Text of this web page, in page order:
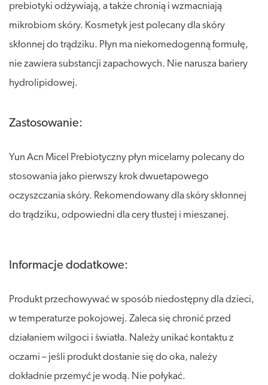
prebiotyki odżywiają, a także chronią i wzmacniają
mikrobiom skóry. Kosmetyk jest polecany dla skóry
skłonnej do trądziku. Płyn ma niekomedogenną formułę,
nie zawiera substancji zapachowych. Nie narusza bariery
hydrolipidowej.
Zastosowanie:
Yun Acn Micel Prebiotyczny płyn micelarny polecany do
stosowania jako pierwszy krok dwuetapowego
oczyszczania skóry. Rekomendowany dla skóry skłonnej
do trądziku, odpowiedni dla cery tłustej i mieszanej.
Informacje dodatkowe:
Produkt przechowywać w sposób niedostępny dla dzieci,
w temperaturze pokojowej. Zaleca się chronić przed
działaniem wilgoci i światła. Należy unikać kontaktu z
oczami – jeśli produkt dostanie się do oka, należy
dokładnie przemyć je wodą. Nie połykać.